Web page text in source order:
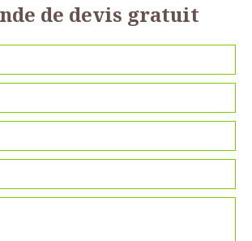
de devis gratuit